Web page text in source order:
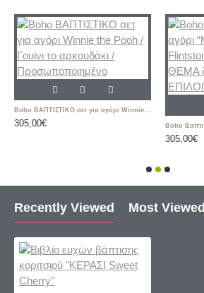
Boho ΒΑΠΤΙΣΤΙΚΟ σετ για αγόρι Winnie the Pooh / Γουίνι το αρκουδάκι / Προσωποποιημένο
305,00€
305,00€
Recently Viewed Most Viewed